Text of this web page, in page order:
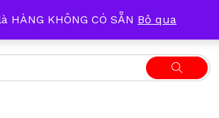
KHÔNG CÓ SẴN Bỏ qua